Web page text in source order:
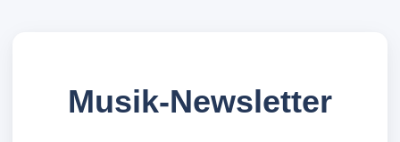
Musik-Newsletter